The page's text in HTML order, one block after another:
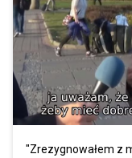
"Zrezygnowałem z